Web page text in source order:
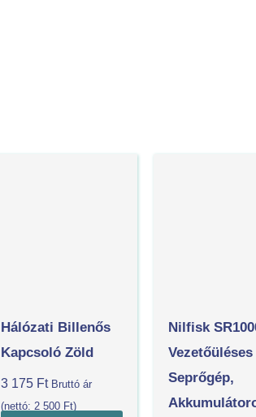
Hálózati Billenős
Kapcsoló Zöld
3 175 Ft Bruttó ár
(nettó: 2 500 Ft)
Nilfisk
Vezetőüléses
Seprőgép,